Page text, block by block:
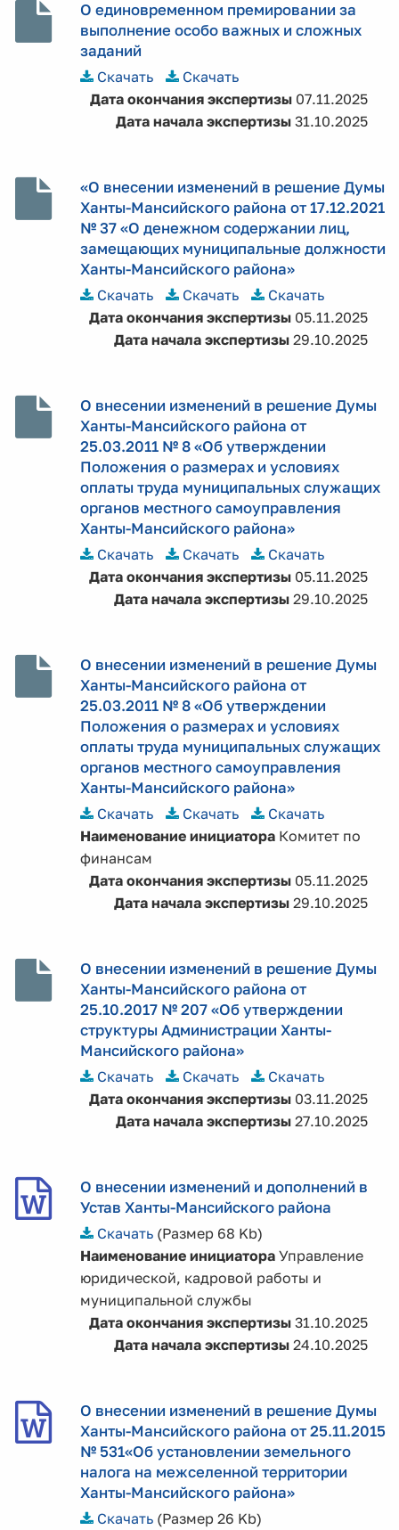
О единовременном премировании за
выполнение особо важных и сложных
заданий
Скачать
Скачать
Дата окончания экспертизы07.11.2025
Дата начала экспертизы31.10.2025
«О внесении изменений в решение Думы
Ханты-Мансийского района от 17.12.2021
№ 37 «О денежном содержании лиц,
замещающих муниципальные должности
Ханты-Мансийского района»
Скачать
Скачать
Скачать
Дата окончания экспертизы05.11.2025
Дата начала экспертизы29.10.2025
О внесении изменений в решение Думы
Ханты-Мансийского района от
25.03.2011 № 8 «Об утверждении
Положения о размерах и условиях
оплаты труда муниципальных служащих
органов местного самоуправления
Ханты-Мансийского района»
Скачать
Скачать
Скачать
Дата окончания экспертизы05.11.2025
Дата начала экспертизы29.10.2025
О внесении изменений в решение Думы
Ханты-Мансийского района от
25.03.2011 № 8 «Об утверждении
Положения о размерах и условиях
оплаты труда муниципальных служащих
органов местного самоуправления
Ханты-Мансийского района»
Скачать
Скачать
Скачать
Наименование инициатора Комитет по
финансам
Дата окончания экспертизы05.11.2025
Дата начала экспертизы29.10.2025
О внесении изменений в решение Думы
Ханты-Мансийского района от
25.10.2017 № 207 «Об утверждении
структуры Администрации Ханты-
Мансийского района»
Скачать
Скачать
Скачать
Дата окончания экспертизы03.11.2025
Дата начала экспертизы27.10.2025
О внесении изменений и дополнений в
Устав Ханты-Мансийского района
Скачать(Размер 68 Kb)
Наименование инициатора Управление
юридической, кадровой работы и
муниципальной службы
Дата окончания экспертизы31.10.2025
Дата начала экспертизы24.10.2025
О внесении изменений в решение Думы
Ханты-Мансийского района от 25.11.2015
№ 531«Об установлении земельного
налога на межселенной территории
Ханты-Мансийского района»
Скачать(Размер 26 Kb)